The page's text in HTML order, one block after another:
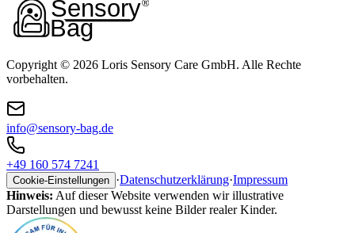
Copyright © 2026 Loris Sensory Care GmbH. Alle Rechte
vorbehalten.
info@sensory-bag.de
+49 160 574 7241
Cookie-Einstellungen ·Datenschutzerklärung·Impressum
Hinweis: Auf dieser Website verwenden wir illustrative
Darstellungen und bewusst keine Bilder realer Kinder.